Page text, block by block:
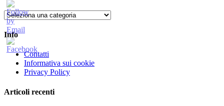
Categorie
Info
Contatti
Informativa sui cookie
Privacy Policy
Articoli recenti